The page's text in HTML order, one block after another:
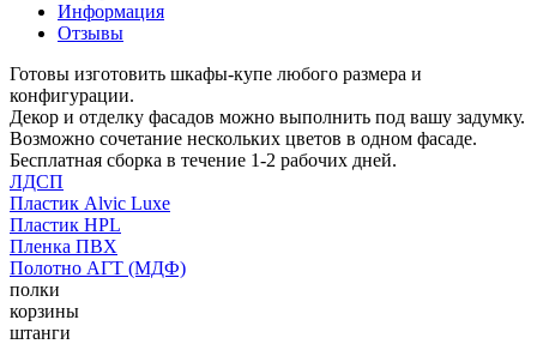
Информация
Отзывы
Готовы изготовить шкафы-купе любого размера и
конфигурации.
Декор и отделку фасадов можно выполнить под вашу задумку.
Возможно сочетание нескольких цветов в одном фасаде.
Бесплатная сборка в течение 1-2 рабочих дней.
ЛДСП
Пластик Alvic Luxe
Пластик HPL
Пленка ПВХ
Полотно АГТ (МДФ)
полки
корзины
штанги